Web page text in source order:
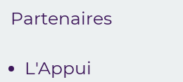
Partenaires
L'Appui